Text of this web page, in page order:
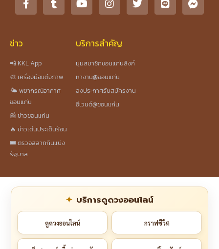
ข่าว
📲 KKL App
🎨 เครื่องมือแต่งภาพ
🌤️ พยากรณ์อากาศ
ขอนแก่น
📰 ข่าวขอนแก่น
🔥 ข่าวเด่นประเด็นร้อน
🎟️ ตรวจสลากกินแบ่ง
รัฐบาล
บริการสำคัญ
มุมสมาชิกขอนแก่นลิงก์
หางาน@ขอนแก่น
ลงประกาศรับสมัครงาน
อีเวนต์@ขอนแก่น
บริการดูดวงออนไลน์
ดูดวงออนไลน์ กราฟชีวิต